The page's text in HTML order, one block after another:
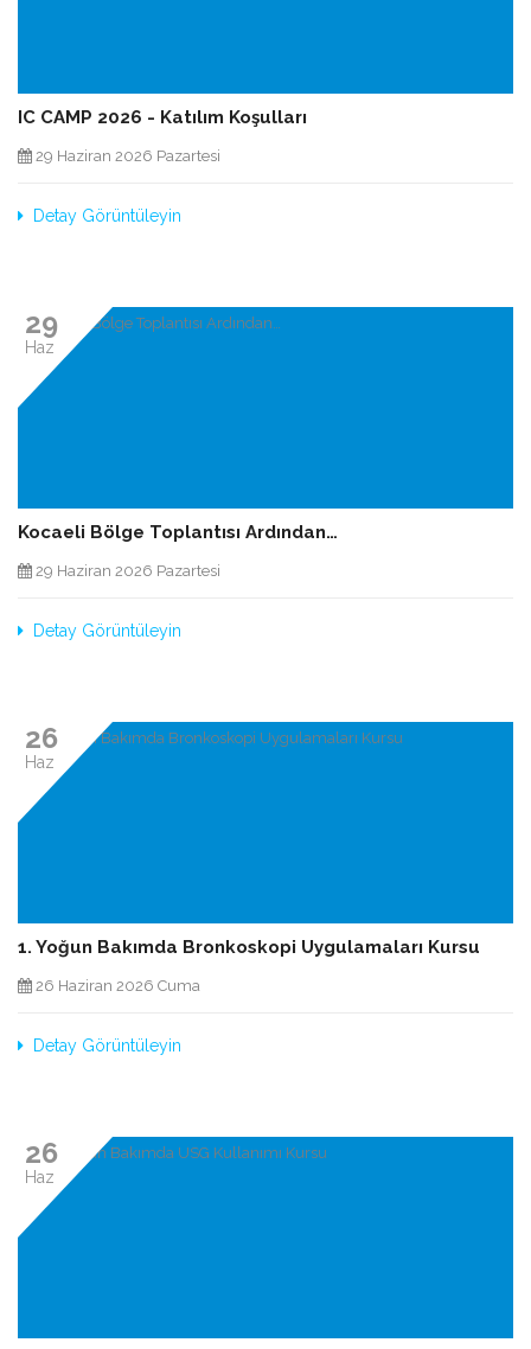
IC CAMP 2026 - Katılım Koşulları
29 Haziran 2026 Pazartesi
Detay Görüntüleyin
29
Haz
Kocaeli Bölge Toplantısı Ardından…
29 Haziran 2026 Pazartesi
Detay Görüntüleyin
26
Haz
1. Yoğun Bakımda Bronkoskopi Uygulamaları Kursu
26 Haziran 2026 Cuma
Detay Görüntüleyin
26
Haz